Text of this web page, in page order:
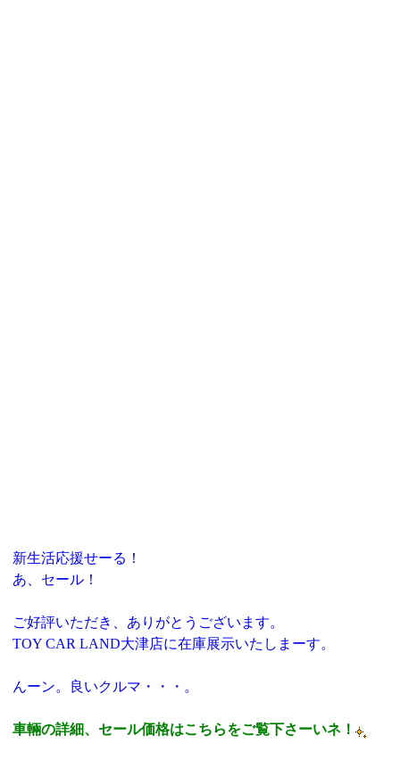
新生活応援せーる！
あ、セール！
ご好評いただき、ありがとうございます。
TOY CAR LAND大津店に在庫展示いたしまーす。
んーン。良いクルマ・・・。
車輛の詳細、セール価格はこちらをご覧下さーいネ！